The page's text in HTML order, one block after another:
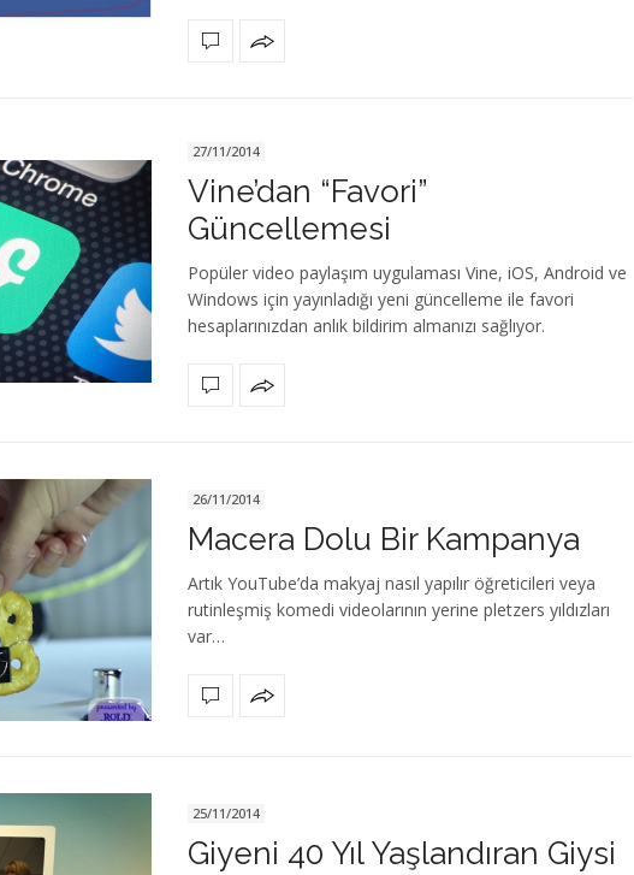
27/11/2014
Vine’dan “Favori”
Güncellemesi
Popüler video paylaşım uygulaması Vine, iOS, Android ve
Windows için yayınladığı yeni güncelleme ile favori
hesaplarınızdan anlık bildirim almanızı sağlıyor.
26/11/2014
Macera Dolu Bir Kampanya
Artık YouTube’da makyaj nasıl yapılır öğreticileri veya
rutinleşmiş komedi videolarının yerine pletzers yıldızları
var…
25/11/2014
Giyeni 40 Yıl Yaşlandıran Giysi